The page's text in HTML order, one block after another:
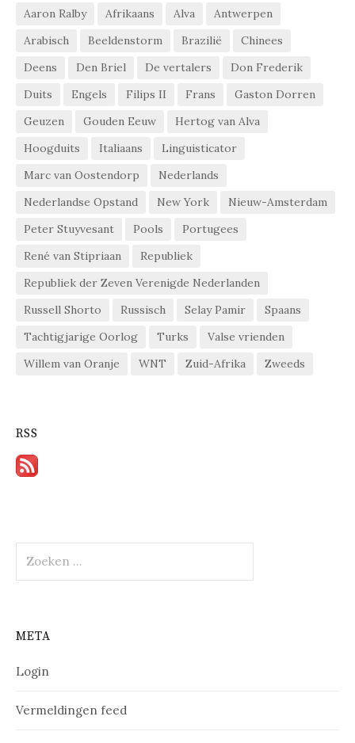
Aaron Ralby Afrikaans Alva
Antwerpen
Arabisch
Beeldenstorm Brazilië
Chinees
Deens
Den Briel De vertalers
Don Frederik
Duits
Engels Filips II Frans
Gaston Dorren
Geuzen
Gouden Eeuw
Hertog van Alva
Hoogduits
Italiaans
Linguisticator
Marc van Oostendorp
Nederlands
Nederlandse Opstand
New York
Nieuw-Amsterdam
Peter Stuyvesant
Pools
Portugees
René van Stipriaan
Republiek
Republiek der Zeven Verenigde Nederlanden
Russell Shorto
Russisch Selay Pamir
Spaans
Tachtigjarige Oorlog
Turks
Valse vrienden
Willem van Oranje
WNT Zuid-Afrika Zweeds
RSS
naar:
META
Login
Vermeldingen feed